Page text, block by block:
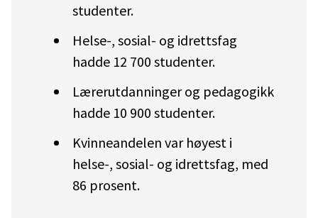
studenter.
Helse-, sosial- og idrettsfag
hadde 12 700 studenter.
Lærerutdanninger og pedagogikk
hadde 10 900 studenter.
Kvinneandelen var høyest i
helse-, sosial- og idrettsfag, med
86 prosent.